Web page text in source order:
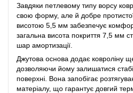
Завдяки петлевому типу ворсу
свою форму, але й добре
висотою 5,5 мм забезпечує
загальна висота покриття 7,5 мм
шар амортизації.
Джутова основа додає ковроліну
дозволяючи йому залишатися
поверхні. Вона запобігає
матеріалу, що гарантує довгий